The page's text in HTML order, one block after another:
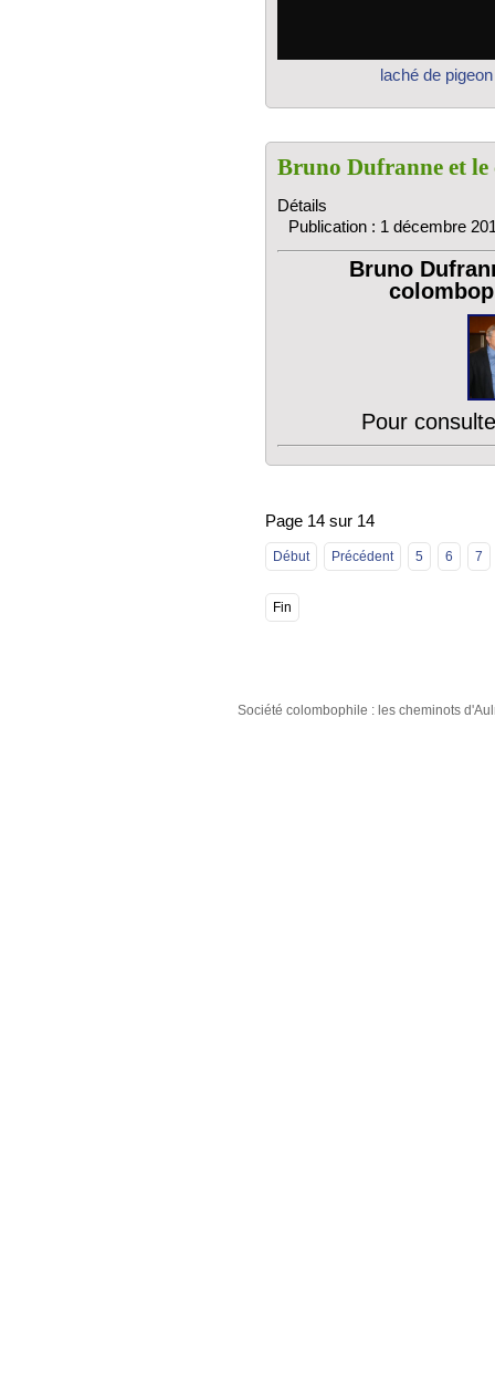
laché de
Bruno Dufranne et
Détails
Publication : 1 décembre
Bruno
Pour
Page 14 sur 14
Début Précédent 5 6 7
Fin
Société colombophile : les cheminots